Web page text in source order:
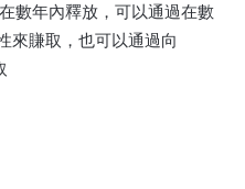
數年內釋放，可以通過在數
來賺取，也可以通過向